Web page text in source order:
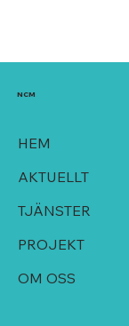
NCM
HEM
AKTUELLT
TJÄNSTER
PROJEKT
OM OSS